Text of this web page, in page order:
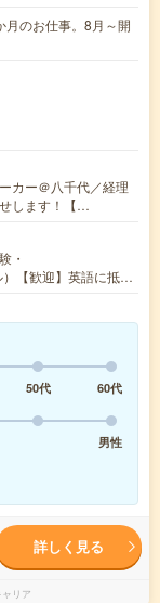
月のお仕事。8月～開
カー＠八千代／経理
します！【…
・
）【歓迎】英語に抵…
50代
60代
男性
詳しく見る
リア